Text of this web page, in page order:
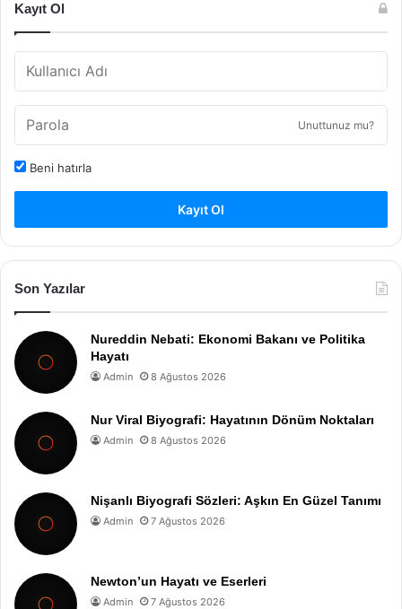
Kayıt Ol
Unuttunuz mu?
Beni hatırla
Kayıt Ol
Son Yazılar
Nureddin Nebati: Ekonomi Bakanı ve Politika
Hayatı
Admin 8 Ağustos 2026
Nur Viral Biyografi: Hayatının Dönüm Noktaları
Admin 8 Ağustos 2026
Nişanlı Biyografi Sözleri: Aşkın En Güzel Tanımı
Admin 7 Ağustos 2026
Newton’un Hayatı ve Eserleri
Admin 7 Ağustos 2026